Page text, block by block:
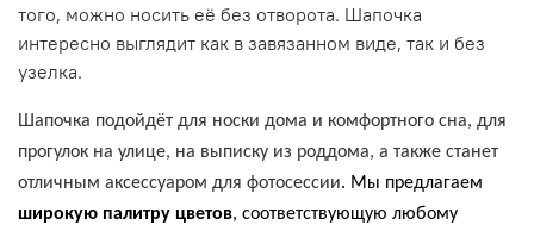
того, можно носить её без отворота. Шапочка
интересно выглядит как в завязанном виде, так и без
узелка.
Шапочка подойдёт для носки дома и комфортного сна, для
прогулок на улице, на выписку из роддома, а также станет
отличным аксессуаром для фотосессии. Мы предлагаем
широкую палитру цветов, соответствующую любому